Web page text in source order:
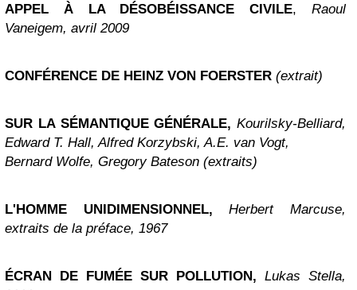
APPEL À LA DÉSOBÉISSANCE CIVILE,Raoul
Vaneigem, avril 2009
CONFÉRENCE DE HEINZ VON FOERSTER (extrait)
SUR LA SÉMANTIQUE GÉNÉRALE, Kourilsky-Belliard,
Edward T. Hall, Alfred Korzybski, A.E. van Vogt,
Bernard Wolfe, Gregory Bateson (extraits)
L'HOMME UNIDIMENSIONNEL,Herbert Marcuse,
extraits de la préface, 1967
ÉCRAN DE FUMÉE SUR POLLUTION, Lukas Stella,